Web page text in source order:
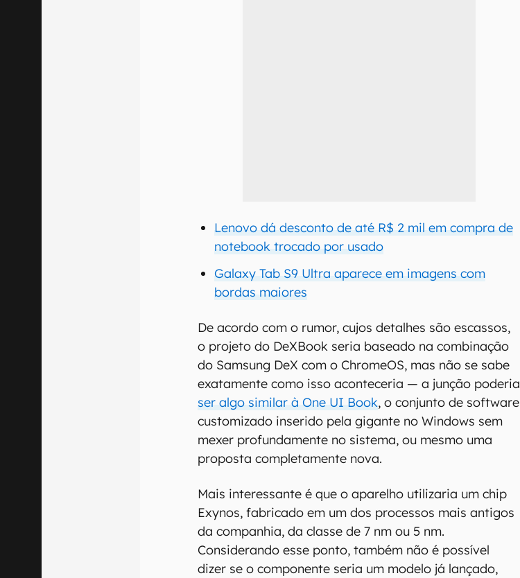
Lenovo dá desconto de até R$ 2 mil em compra de
notebook trocado por usado
Galaxy Tab S9 Ultra aparece em imagens com
bordas maiores
De acordo com o rumor, cujos detalhes são escassos,
o projeto do DeXBook seria baseado na combinação
do Samsung DeX com o ChromeOS, mas não se sabe
exatamente como isso aconteceria — a junção poderia
ser algo similar à One UI Book, o conjunto de software
customizado inserido pela gigante no Windows sem
mexer profundamente no sistema, ou mesmo uma
proposta completamente nova.
Mais interessante é que o aparelho utilizaria um chip
Exynos, fabricado em um dos processos mais antigos
da companhia, da classe de 7 nm ou 5 nm.
Considerando esse ponto, também não é possível
dizer se o componente seria um modelo já lançado,